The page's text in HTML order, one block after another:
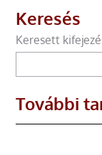
Keresés
Keresett
További